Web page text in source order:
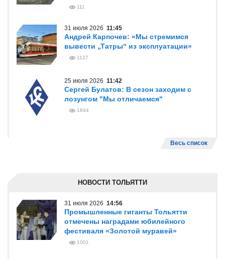
111
31 июля 2026 11:45
Андрей Карпочев: «Мы стремимся
вывести „Татры“ из эксплуатации»
1127
25 июля 2026 11:42
Сергей Булатов: В сезон заходим с
лозунгом "Мы отличаемся"
1844
Весь список
НОВОСТИ ТОЛЬЯТТИ
31 июля 2026 14:56
Промышленные гиганты Тольятти
отмечены наградами юбилейного
фестиваля «Золотой муравей»
1001